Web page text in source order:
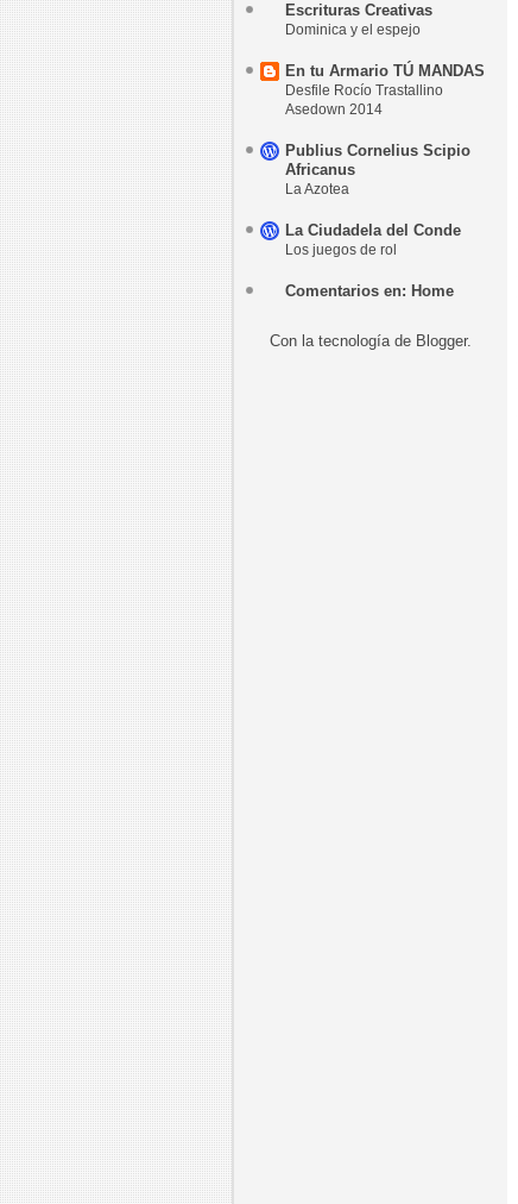
Escrituras Creativas
Dominica y el espejo
En tu Armario TÚ MANDAS
Desfile Rocío Trastallino
Asedown 2014
Publius Cornelius Scipio
Africanus
La Azotea
La Ciudadela del Conde
Los juegos de rol
Comentarios en: Home
Con la tecnología de Blogger.